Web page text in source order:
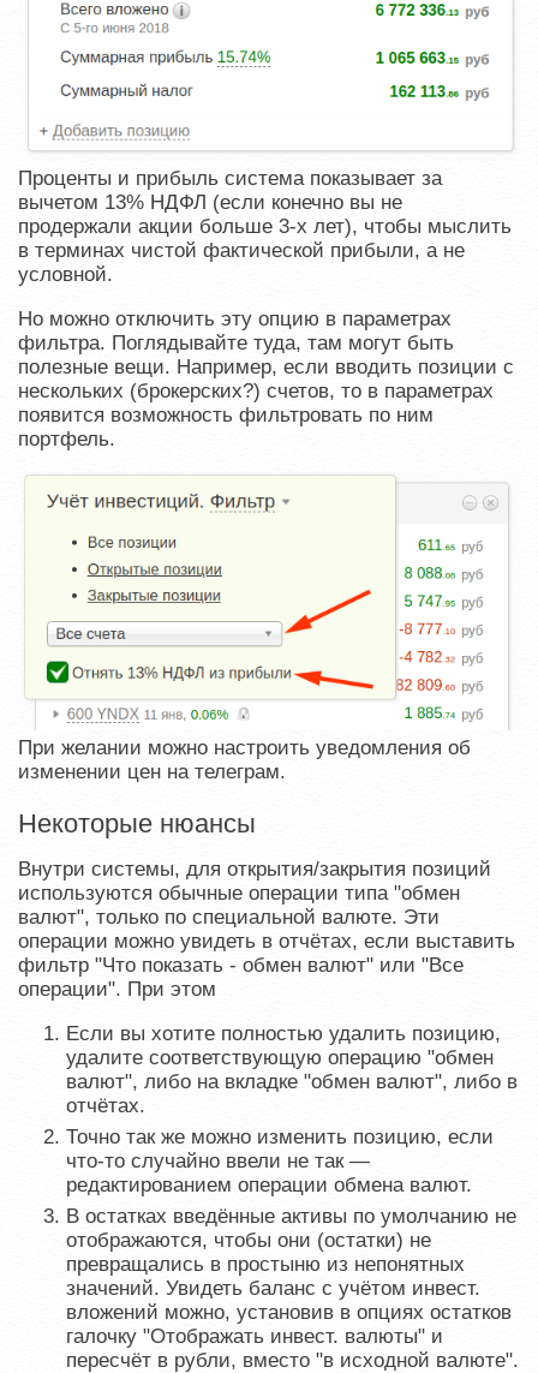
Проценты и прибыль система показывает за
вычетом 13% НДФЛ (если конечно вы не
продержали акции больше 3-х лет), чтобы мыслить
в терминах чистой фактической прибыли, а не
условной.
Но можно отключить эту опцию в параметрах
фильтра. Поглядывайте туда, там могут быть
полезные вещи. Например, если вводить позиции с
нескольких (брокерских?) счетов, то в параметрах
появится возможность фильтровать по ним
портфель.
При желании можно настроить уведомления об
изменении цен на телеграм.
Некоторые нюансы
Внутри системы, для открытия/закрытия позиций
используются обычные операции типа "обмен
валют", только по специальной валюте. Эти
операции можно увидеть в отчётах, если выставить
фильтр "Что показать - обмен валют" или "Все
операции". При этом
Если вы хотите полностью удалить позицию,
удалите соответствующую операцию "обмен
валют", либо на вкладке "обмен валют", либо в
отчётах.
Точно так же можно изменить позицию, если
что-то случайно ввели не так —
редактированием операции обмена валют.
В остатках введённые активы по умолчанию не
отображаются, чтобы они (остатки) не
превращались в простыню из непонятных
значений. Увидеть баланс с учётом инвест.
вложений можно, установив в опциях остатков
галочку "Отображать инвест. валюты" и
пересчёт в рубли, вместо "в исходной валюте".